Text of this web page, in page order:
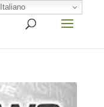
Italiano